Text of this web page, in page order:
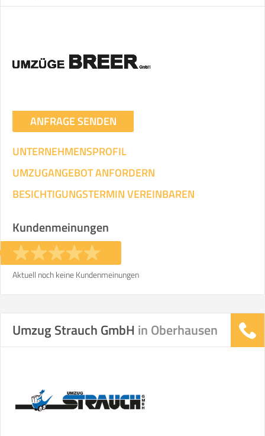
ANFRAGE SENDEN
UNTERNEHMENSPROFIL
UMZUGANGEBOT ANFORDERN
BESICHTIGUNGSTERMIN VEREINBAREN
Kundenmeinungen
Aktuell noch keine Kundenmeinungen
Umzug Strauch GmbH in Oberhausen